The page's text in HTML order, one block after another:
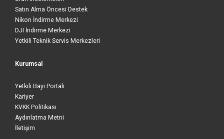
Satın Alma Öncesi Destek
Nikon İndirme Merkezi
DJI İndirme Merkezi
Yetkili Teknik Servis Merkezleri
Kurumsal
Yetkili Bayi Portalı
Kariyer
KVKK Politikası
Aydınlatma Metni
İletişim